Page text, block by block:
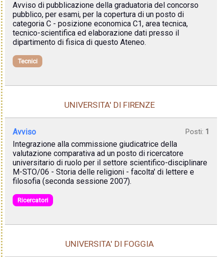
Avviso di pubblicazione della graduatoria del concorso
pubblico, per esami, per la copertura di un posto di
categoria C - posizione economica C1, area tecnica,
tecnico-scientifica ed elaborazione dati presso il
dipartimento di fisica di questo Ateneo.
Tecnici
UNIVERSITA' DI FIRENZE
Avviso Posti: 1
Integrazione alla commissione giudicatrice della
valutazione comparativa ad un posto di ricercatore
universitario di ruolo per il settore scientifico-disciplinare
M-STO/06 - Storia delle religioni - facolta' di lettere e
filosofia (seconda sessione 2007).
Ricercatori
UNIVERSITA' DI FOGGIA